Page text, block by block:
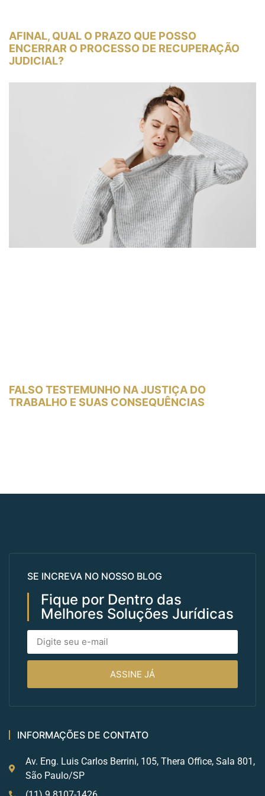
AFINAL, QUAL O PRAZO QUE POSSO
ENCERRAR O PROCESSO DE RECUPERAÇÃO
JUDICIAL?
FALSO TESTEMUNHO NA JUSTIÇA DO
TRABALHO E SUAS CONSEQUÊNCIAS
SE INCREVA NO NOSSO BLOG
Fique por Dentro das
Melhores Soluções Jurídicas
ASSINE JÁ
INFORMAÇÕES DE CONTATO
Av. Eng. Luis Carlos Berrini, 105, Thera Office, Sala 801,
São Paulo/SP